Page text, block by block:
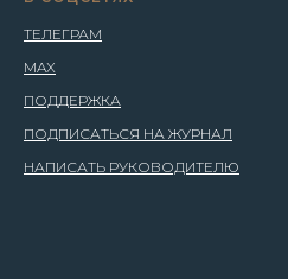
ТЕЛЕГРАМ
MAX
ПОДДЕРЖКА
ПОДПИСАТЬСЯ НА ЖУРНАЛ
НАПИСАТЬ РУКОВОДИТЕЛЮ